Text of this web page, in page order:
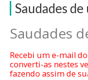
Saudades
Saudades
Recebi um e-mail
converti-as nestes
fazendo assim de